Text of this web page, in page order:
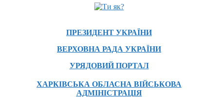
ПРЕЗИДЕНТ УКРАЇНИ
ВЕРХОВНА РАДА УКРАЇНИ
УРЯДОВИЙ ПОРТАЛ
ХАРКІВСЬКА ОБЛАСНА ВІЙСЬКОВА
АДМІНІСТРАЦІЯ